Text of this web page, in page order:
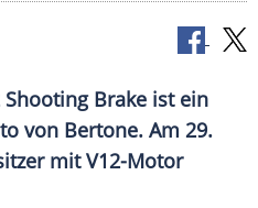
Brake ist ein
von Bertone. Am 29.
mit V12-Motor